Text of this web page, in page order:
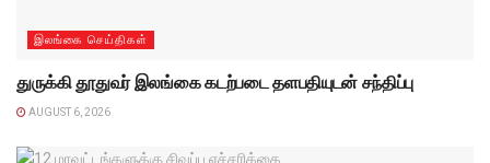
இலங்கை செய்திகள்
துருக்கி தூதுவர் இலங்கை கடற்படை தளபதியுடன் சந்திப்பு
AUGUST 6, 2026